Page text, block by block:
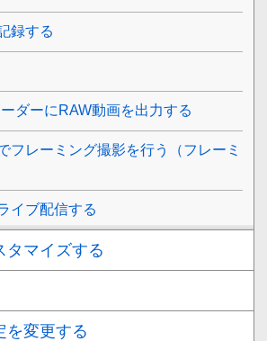
録する
ダーにRAW動画を出力する
フレーミング撮影を行う（フレーミ
イブ配信する
タマイズする
を変更する